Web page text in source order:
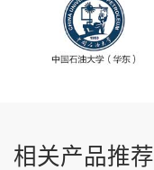
相关产品推荐